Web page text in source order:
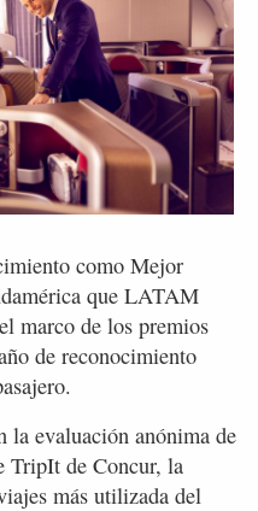
como Mejor
que LATAM
marco de los premios
de reconocimiento
la evaluación anónima de
TripIt de Concur, la
más utilizada del